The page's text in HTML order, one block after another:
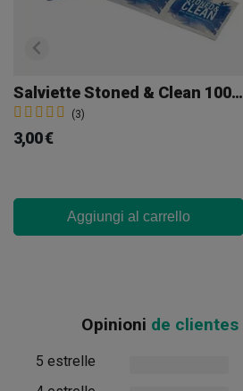
Salviette Stoned & Clean 100 Pz
(3)
3,00 €
Aggiungi al carrello
Opinioni de clientes
5 estrelle